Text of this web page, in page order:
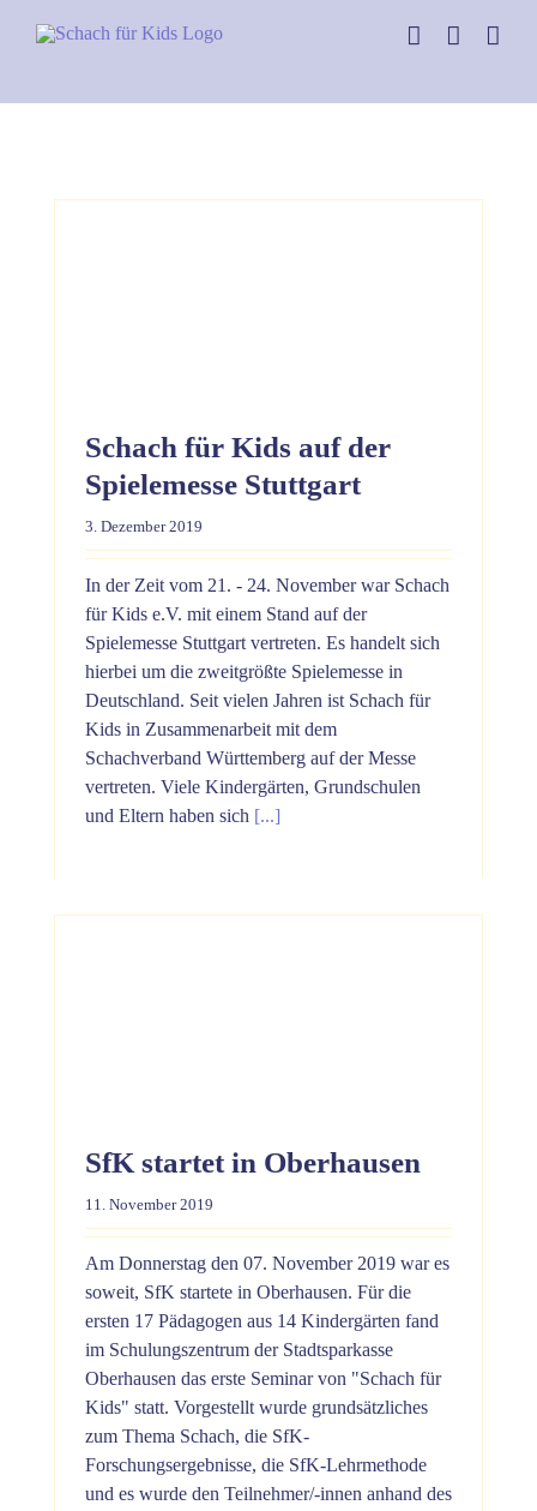
Schach für Kids auf der
Spielemesse Stuttgart
3. Dezember 2019
In der Zeit vom 21. - 24. November war Schach
für Kids e.V. mit einem Stand auf der
Spielemesse Stuttgart vertreten. Es handelt sich
hierbei um die zweitgrößte Spielemesse in
Deutschland. Seit vielen Jahren ist Schach für
Kids in Zusammenarbeit mit dem
Schachverband Württemberg auf der Messe
vertreten. Viele Kindergärten, Grundschulen
und Eltern haben sich [...]
SfK startet in Oberhausen
11. November 2019
Am Donnerstag den 07. November 2019 war es
soweit, SfK startete in Oberhausen. Für die
ersten 17 Pädagogen aus 14 Kindergärten fand
im Schulungszentrum der Stadtsparkasse
Oberhausen das erste Seminar von "Schach für
Kids" statt. Vorgestellt wurde grundsätzliches
zum Thema Schach, die SfK-
Forschungsergebnisse, die SfK-Lehrmethode
und es wurde den Teilnehmer/-innen anhand des